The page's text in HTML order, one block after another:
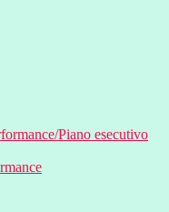
Piano esecutivo